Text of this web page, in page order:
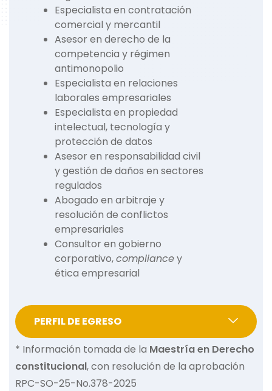
Especialista en contratación
comercial y mercantil
Asesor en derecho de la
competencia y régimen
antimonopolio
Especialista en relaciones
laborales empresariales
Especialista en propiedad
intelectual, tecnología y
protección de datos
Asesor en responsabilidad civil
y gestión de daños en sectores
regulados
Abogado en arbitraje y
resolución de conflictos
empresariales
Consultor en gobierno
corporativo,compliancey
ética empresarial
PERFIL DE EGRESO
* Información tomada de la Maestría en Derecho
constitucional, con resolución de la aprobación
RPC-SO-25-No.378-2025